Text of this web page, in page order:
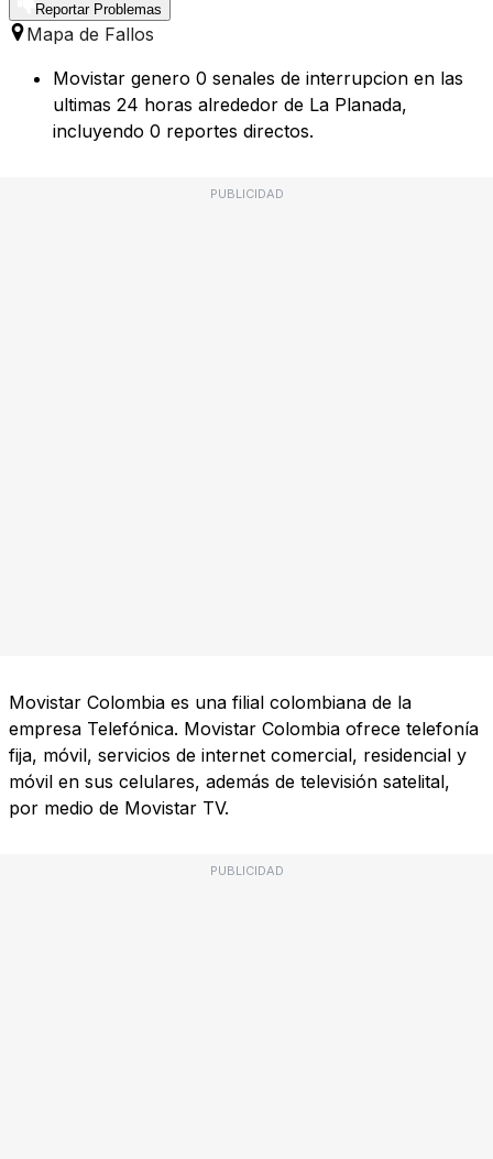
Reportar Problemas
Mapa de Fallos
Movistar genero 0 senales de interrupcion en las
ultimas 24 horas alrededor de La Planada,
incluyendo 0 reportes directos.
PUBLICIDAD
Movistar Colombia es una filial colombiana de la
empresa Telefónica. Movistar Colombia ofrece telefonía
fija, móvil, servicios de internet comercial, residencial y
móvil en sus celulares, además de televisión satelital,
por medio de Movistar TV.
PUBLICIDAD